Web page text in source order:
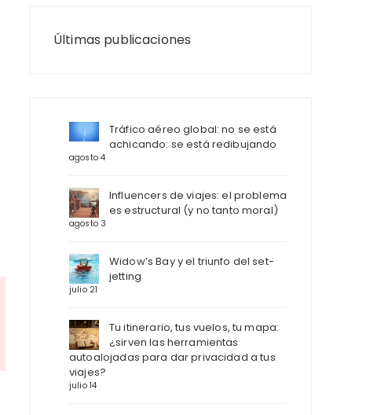
Últimas publicaciones
Tráfico aéreo global: no se está
achicando: se está redibujando
agosto 4
Influencers de viajes: el problema
es estructural (y no tanto moral)
agosto 3
Widow’s Bay y el triunfo del set-
jetting
julio 21
Tu itinerario, tus vuelos, tu mapa:
¿sirven las herramientas
autoalojadas para dar privacidad a tus
viajes?
julio 14